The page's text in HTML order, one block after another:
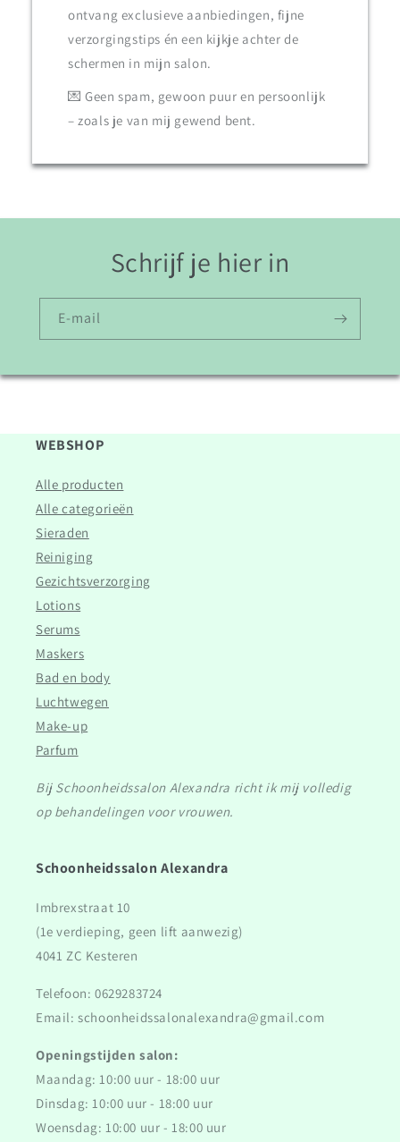
ontvang exclusieve aanbiedingen, fijne
verzorgingstips én een kijkje achter de
schermen in mijn salon.
💌 Geen spam, gewoon puur en persoonlijk
– zoals je van mij gewend bent.
Schrijf je hier in
E‑mail
WEBSHOP
Alle producten
Alle categorieën
Sieraden
Reiniging
Gezichtsverzorging
Lotions
Serums
Maskers
Bad en body
Luchtwegen
Make-up
Parfum
Bij Schoonheidssalon Alexandra richt ik mij volledig
op behandelingen voor vrouwen.
Schoonheidssalon Alexandra
Imbrexstraat 10
(1e verdieping, geen lift aanwezig)
4041 ZC Kesteren
Telefoon: 0629283724
Email: schoonheidssalonalexandra@gmail.com
Openingstijden salon:
Maandag: 10:00 uur - 18:00 uur
Dinsdag: 10:00 uur - 18:00 uur
Woensdag: 10:00 uur - 18:00 uur